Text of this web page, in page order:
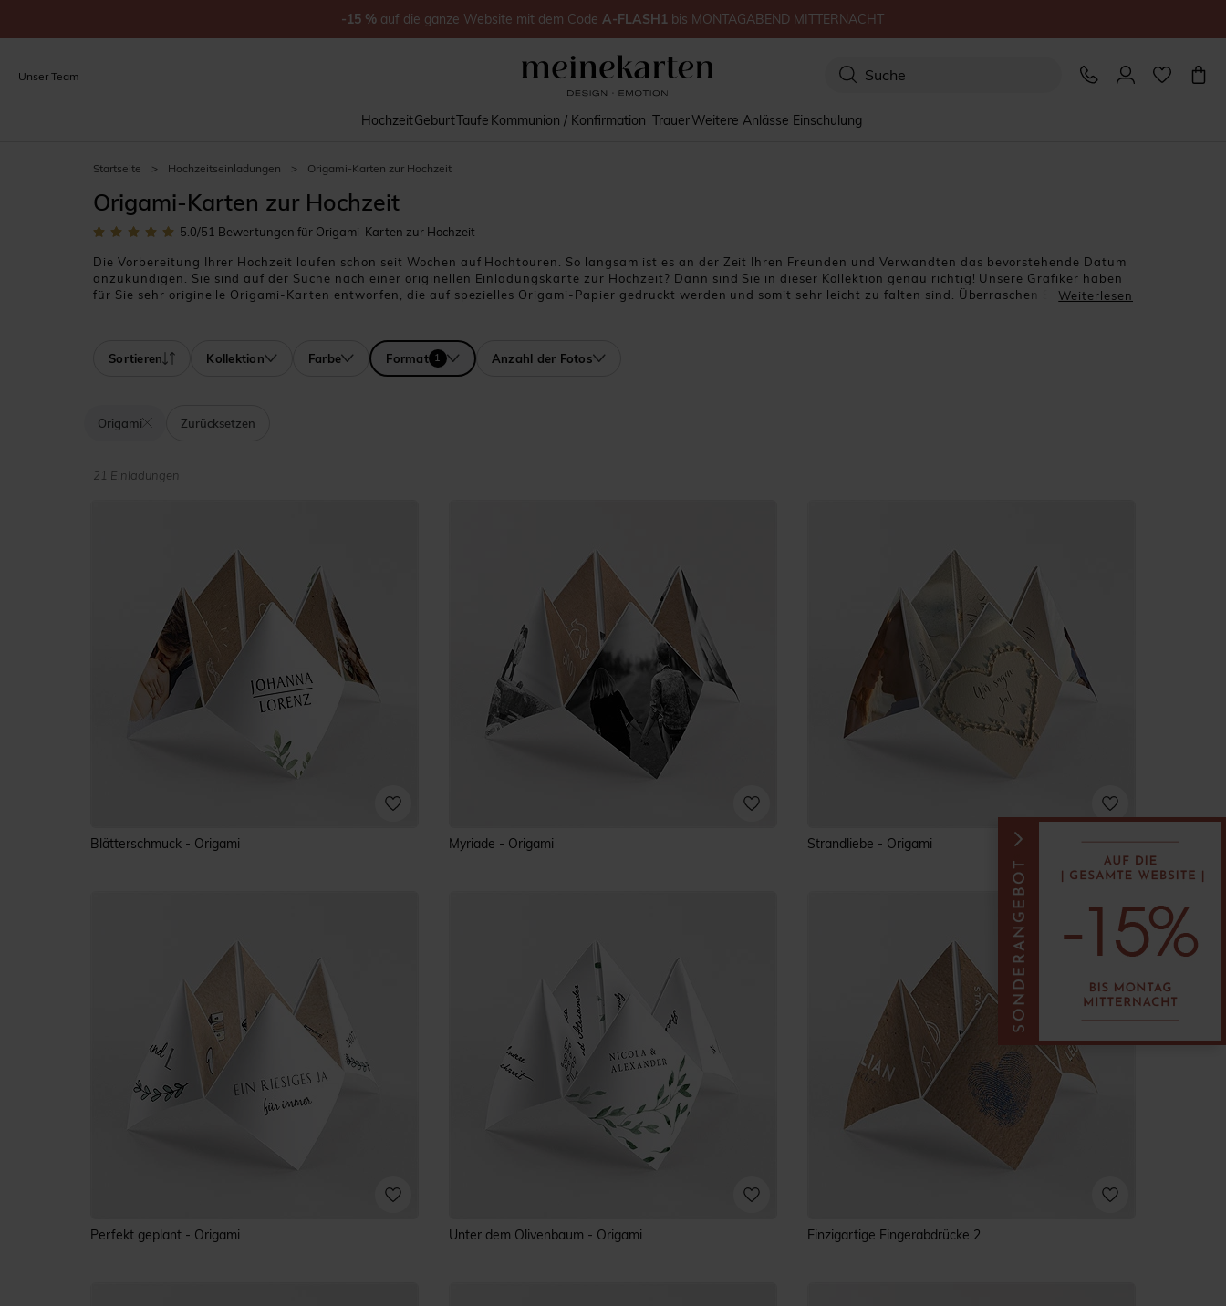
Unser Team
HochzeitGeburtTaufe Kommunion / Konfirmation TrauerWeitere Anlässe Einschulung
Startseite > Hochzeitseinladungen > Origami-Karten zur Hochzeit
Origami-Karten zur Hochzeit
5.0/51 Bewertungen für Origami-Karten zur Hochzeit
Die Vorbereitung Ihrer Hochzeit laufen schon seit Wochen auf Hochtouren. So langsam ist es an der Zeit Ihren Freunden und Verwandten das bevorstehende Datum
anzukündigen. Sie sind auf der Suche nach einer originellen Einladungskarte zur Hochzeit? Dann sind Sie in dieser Kollektion genau richtig! Unsere Grafiker haben
für Sie sehr originelle Origami-Karten entworfen, die auf spezielles Origami-Papier gedruckt werden und somit sehr leicht zu falten sind. Überraschen Sie Ihr Umfeld
Kindheitstagen vergisst man so schnell nicht…
Weiterlesen
Sortieren Kollektion Farbe Format 1 Anzahl der Fotos
Origami Zurücksetzen
21 Einladungen
Blätterschmuck - Origami Myriade - Origami Strandliebe - Origami
Perfekt geplant - Origami Unter dem Olivenbaum - Origami Einzigartige Fingerabdrücke 2
-15 % auf die ganze Website mit dem Code A-FLASH1 bis MONTAGABEND MITTERNACHT